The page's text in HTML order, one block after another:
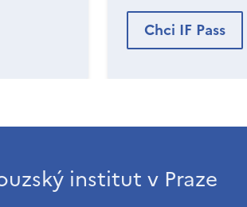
Chci IF Pass
institut v Praze